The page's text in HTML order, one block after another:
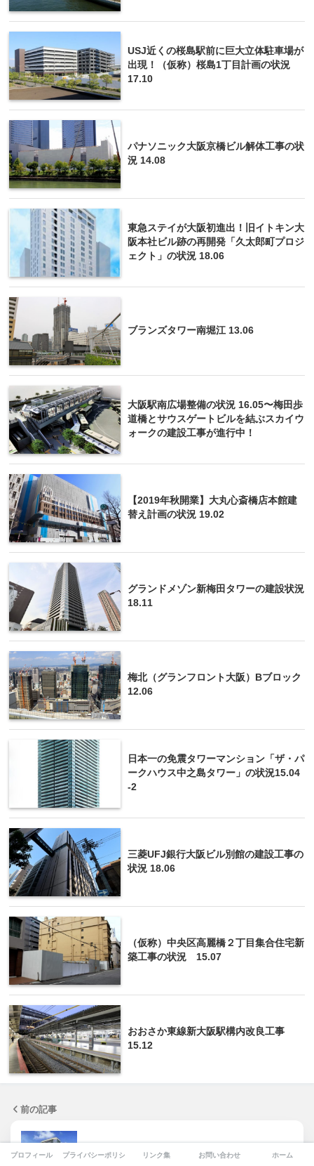
USJ近くの桜島駅前に巨大立体駐車場が
出現！（仮称）桜島1丁目計画の状況
17.10
パナソニック大阪京橋ビル解体工事の状
況 14.08
東急ステイが大阪初進出！旧イトキン大
阪本社ビル跡の再開発「久太郎町プロジ
ェクト」の状況 18.06
ブランズタワー南堀江 13.06
大阪駅南広場整備の状況 16.05〜梅田歩
道橋とサウスゲートビルを結ぶスカイウ
ォークの建設工事が進行中！
【2019年秋開業】大丸心斎橋店本館建
替え計画の状況 19.02
グランドメゾン新梅田タワーの建設状況
18.11
梅北（グランフロント大阪）Bブロック
12.06
日本一の免震タワーマンション「ザ・パ
ークハウス中之島タワー」の状況15.04
-2
三菱UFJ銀行大阪ビル別館の建設工事の
状況 18.06
（仮称）中央区高麗橋２丁目集合住宅新
築工事の状況 15.07
おおさか東線新大阪駅構内改良工事
15.12
前の記事
インターコンチネンタルホテルが福岡初進出！福
プロフィール プライバシーポリシー リンク集 お問い合わせ ホーム